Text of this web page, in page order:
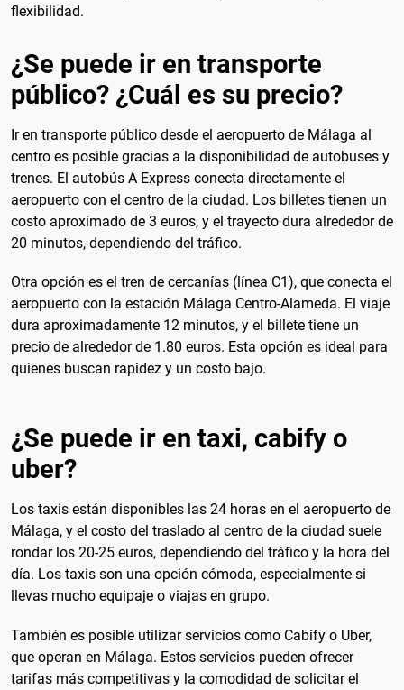
flexibilidad.
¿Se puede ir en transporte
público? ¿Cuál es su precio?
Ir en transporte público desde el aeropuerto de Málaga al
centro es posible gracias a la disponibilidad de autobuses y
trenes. El autobús A Express conecta directamente el
aeropuerto con el centro de la ciudad. Los billetes tienen un
costo aproximado de 3 euros, y el trayecto dura alrededor de
20 minutos, dependiendo del tráfico.
Otra opción es el tren de cercanías (línea C1), que conecta el
aeropuerto con la estación Málaga Centro-Alameda. El viaje
dura aproximadamente 12 minutos, y el billete tiene un
precio de alrededor de 1.80 euros. Esta opción es ideal para
quienes buscan rapidez y un costo bajo.
¿Se puede ir en taxi, cabify o
uber?
Los taxis están disponibles las 24 horas en el aeropuerto de
Málaga, y el costo del traslado al centro de la ciudad suele
rondar los 20-25 euros, dependiendo del tráfico y la hora del
día. Los taxis son una opción cómoda, especialmente si
llevas mucho equipaje o viajas en grupo.
También es posible utilizar servicios como Cabify o Uber,
que operan en Málaga. Estos servicios pueden ofrecer
tarifas más competitivas y la comodidad de solicitar el